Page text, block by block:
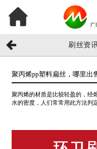
刷丝资
聚丙烯pp塑料扁丝，哪里出
聚丙烯的材质是比较轻盈的，经
水的密度，人们常常用此方法判